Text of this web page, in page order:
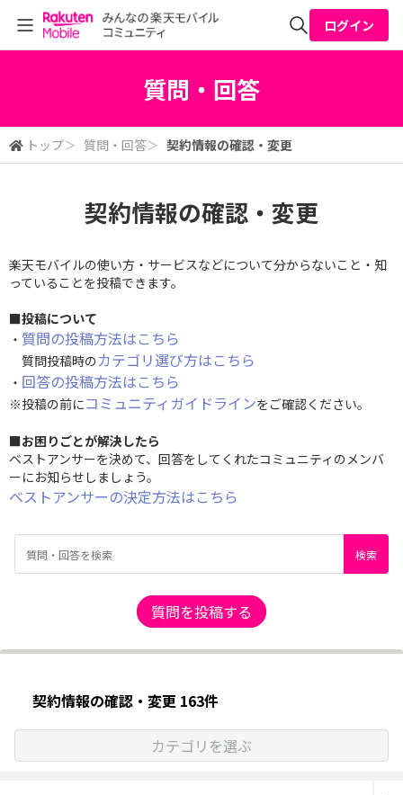
ログイン
質問・回答
トップ＞ 質問・回答＞ 契約情報の確認・変更
契約情報の確認・変更
楽天モバイルの使い方・サービスなどについて分からないこと・知
っていることを投稿できます。
■投稿について
・ 質問の投稿方法はこちら
質問投稿時のカテゴリ選び方はこちら
・ 回答の投稿方法はこちら
※投稿の前にコミュニティガイドラインをご確認ください。
■お困りごとが解決したら
ベストアンサーを決めて、回答をしてくれたコミュニティのメンバ
ーにお知らせしましょう。
ベストアンサーの決定方法はこちら
質問を投稿する
契約情報の確認・変更 163件
カテゴリを選ぶ